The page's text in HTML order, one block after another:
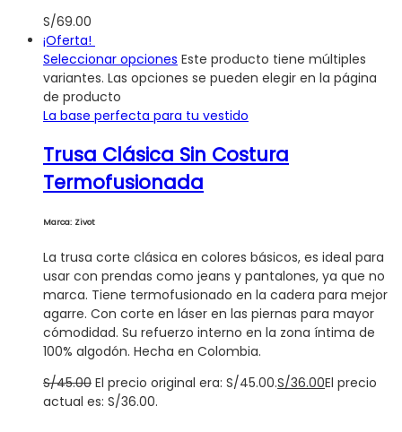
S/69.00
¡Oferta!
Seleccionar opciones Este producto tiene múltiples
variantes. Las opciones se pueden elegir en la página
de producto
La base perfecta para tu vestido
Trusa Clásica Sin Costura
Termofusionada
Marca: Zivot
La trusa corte clásica en colores básicos, es ideal para
usar con prendas como jeans y pantalones, ya que no
marca. Tiene termofusionado en la cadera para mejor
agarre. Con corte en láser en las piernas para mayor
cómodidad. Su refuerzo interno en la zona íntima de
100% algodón. Hecha en Colombia.
S/45.00 El precio original era: S/45.00.S/36.00El precio
actual es: S/36.00.